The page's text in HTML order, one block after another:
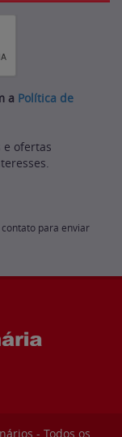
a Política de
e ofertas
para enviar
- Todos os